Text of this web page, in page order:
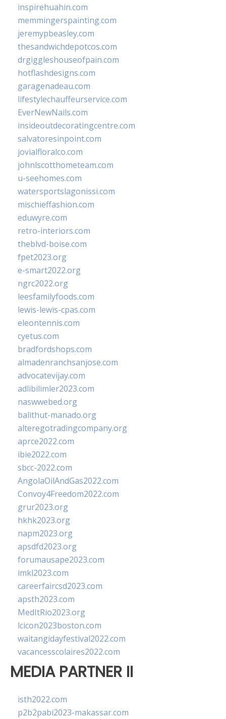
inspirehuahin.com
memmingerspainting.com
jeremypbeasley.com
thesandwichdepotcos.com
drgiggleshouseofpain.com
hotflashdesigns.com
garagenadeau.com
lifestylechauffeurservice.com
EverNewNails.com
insideoutdecoratingcentre.com
salvatoresinpoint.com
jovialfloralco.com
johnlscotthometeam.com
u-seehomes.com
watersportslagonissi.com
mischieffashion.com
eduwyre.com
retro-interiors.com
theblvd-boise.com
fpet2023.org
e-smart2022.org
ngrc2022.org
leesfamilyfoods.com
lewis-lewis-cpas.com
eleontennis.com
cyetus.com
bradfordshops.com
almadenranchsanjose.com
advocatevijay.com
adlibilimler2023.com
naswwebed.org
balithut-manado.org
alteregotradingcompany.org
aprce2022.com
ibie2022.com
sbcc-2022.com
AngolaOilAndGas2022.com
Convoy4Freedom2022.com
grur2023.org
hkhk2023.org
napm2023.org
apsdfd2023.org
forumausape2023.com
imkl2023.com
careerfaircsd2023.com
apsth2023.com
MedItRio2023.org
lcicon2023boston.com
waitangidayfestival2022.com
vacancesscolaires2022.com
MEDIA PARTNER II
isth2022.com
p2b2pabi2023-makassar.com